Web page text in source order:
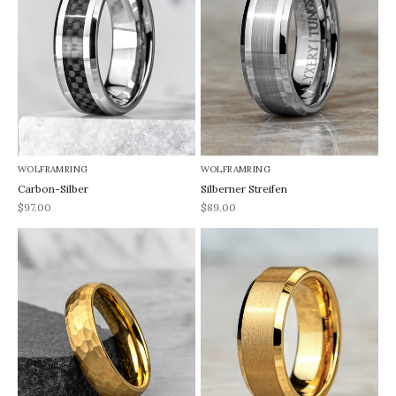
WOLFRAMRING
Carbon-Silber
REA-pris
$97.00
WOLFRAMRING
Silberner Streifen
REA-pris
$89.00